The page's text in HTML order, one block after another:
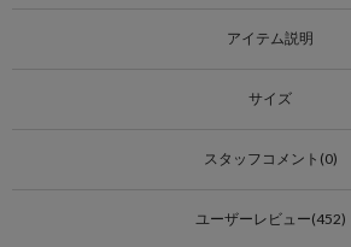
アイテム説明
サイズ
スタッフコメント(0)
ユーザーレビュー(452)